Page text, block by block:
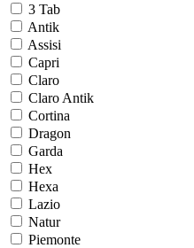
3 Tab
Antik
Assisi
Capri
Claro
Claro Antik
Cortina
Dragon
Garda
Hex
Hexa
Lazio
Natur
Piemonte